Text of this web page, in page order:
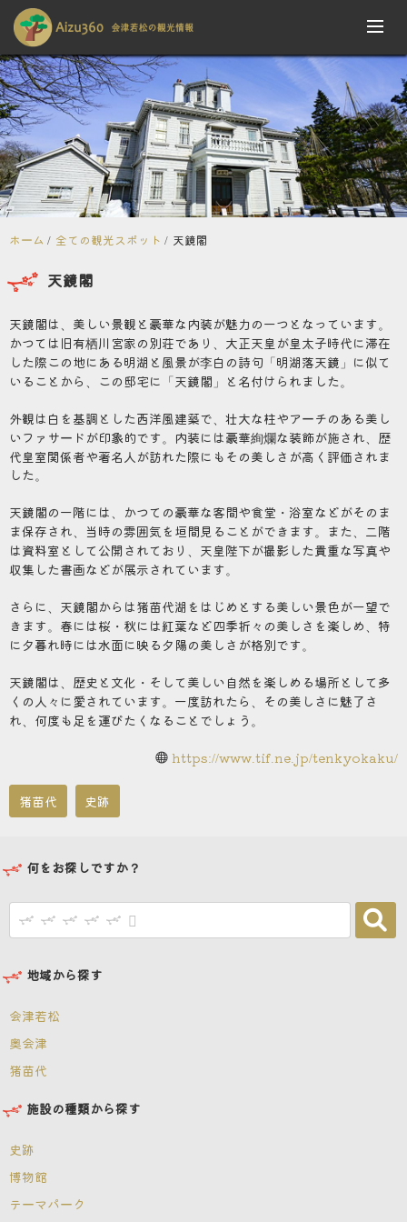
ホーム 全ての観光スポット 天鏡閣
天鏡閣
天鏡閣は、美しい景観と豪華な内装が魅力の一つとなっています。
かつては旧有栖川宮家の別荘であり、大正天皇が皇太子時代に滞在
した際この地にある明湖と風景が李白の詩句「明湖落天鏡」に似て
いることから、この邸宅に「天鏡閣」と名付けられました。
外観は白を基調とした西洋風建築で、壮大な柱やアーチのある美し
いファサードが印象的です。内装には豪華絢爛な装飾が施され、歴
代皇室関係者や著名人が訪れた際にもその美しさが高く評価されま
した。
天鏡閣の一階には、かつての豪華な客間や食堂・浴室などがそのま
ま保存され、当時の雰囲気を垣間見ることができます。また、二階
は資料室として公開されており、天皇陛下が撮影した貴重な写真や
収集した書画などが展示されています。
さらに、天鏡閣からは猪苗代湖をはじめとする美しい景色が一望で
きます。春には桜・秋には紅葉など四季折々の美しさを楽しめ、特
に夕暮れ時には水面に映る夕陽の美しさが格別です。
天鏡閣は、歴史と文化・そして美しい自然を楽しめる場所として多
くの人々に愛されています。一度訪れたら、その美しさに魅了さ
れ、何度も足を運びたくなることでしょう。
https://www.tif.ne.jp/tenkyokaku/
猪苗代 史跡
何をお探しですか？
地域から探す
会津若松
奥会津
猪苗代
施設の種類から探す
史跡
博物館
テーマパーク